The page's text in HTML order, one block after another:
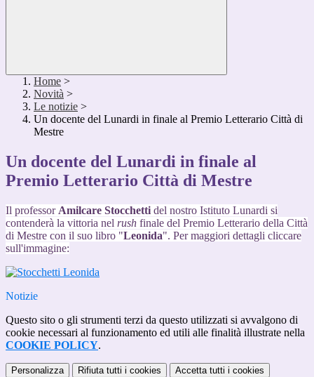
Home >
Novità >
Le notizie >
Un docente del Lunardi in finale al Premio Letterario Città di
Mestre
Un docente del Lunardi in finale al
Premio Letterario Città di Mestre
Il professor Amilcare Stocchetti del nostro Istituto Lunardi si
contenderà la vittoria nel rush finale del Premio Letterario della Città
di Mestre con il suo libro "Leonida". Per maggiori dettagli cliccare
sull'immagine:
Notizie
Questo sito o gli strumenti terzi da questo utilizzati si avvalgono di
cookie necessari al funzionamento ed utili alle finalità illustrate nella
COOKIE POLICY.
Personalizza Rifiuta tutti i cookies Accetta tutti i cookies